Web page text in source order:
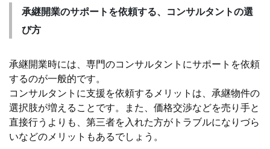
承継開業のサポートを依頼する、コンサルタントの選
び方
承継開業時には、専門のコンサルタントにサポートを依頼
するのが一般的です。
コンサルタントに支援を依頼するメリットは、承継物件の
選択肢が増えることです。また、価格交渉などを売り手と
直接行うよりも、第三者を入れた方がトラブルになりづら
いなどのメリットもあるでしょう。